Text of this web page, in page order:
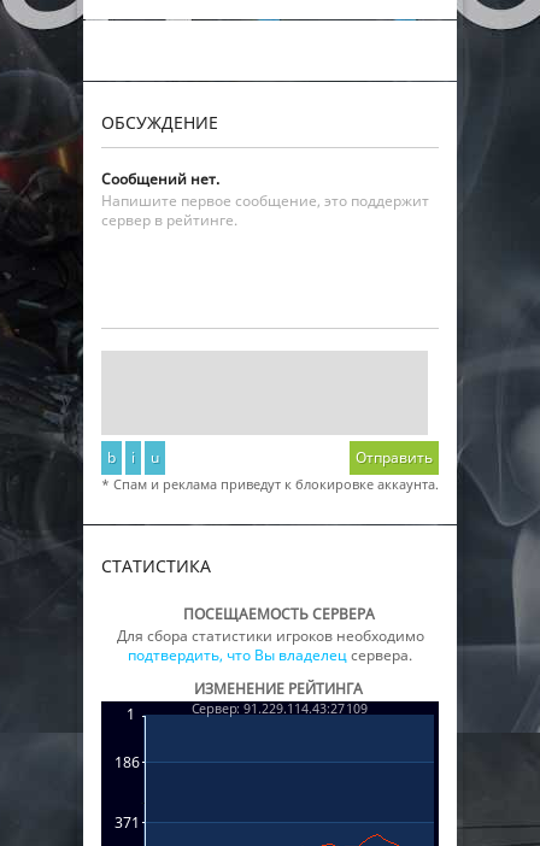
ОБСУЖДЕНИЕ
Сообщений нет.
Напишите первое сообщение, это поддержит
сервер в рейтинге.
b i u Отправить
* Спам и реклама приведут к блокировке аккаунта.
СТАТИСТИКА
ПОСЕЩАЕМОСТЬ СЕРВЕРА
Для сбора статистики игроков необходимо
подтвердить, что Вы владелецсервера.
ИЗМЕНЕНИЕ РЕЙТИНГА